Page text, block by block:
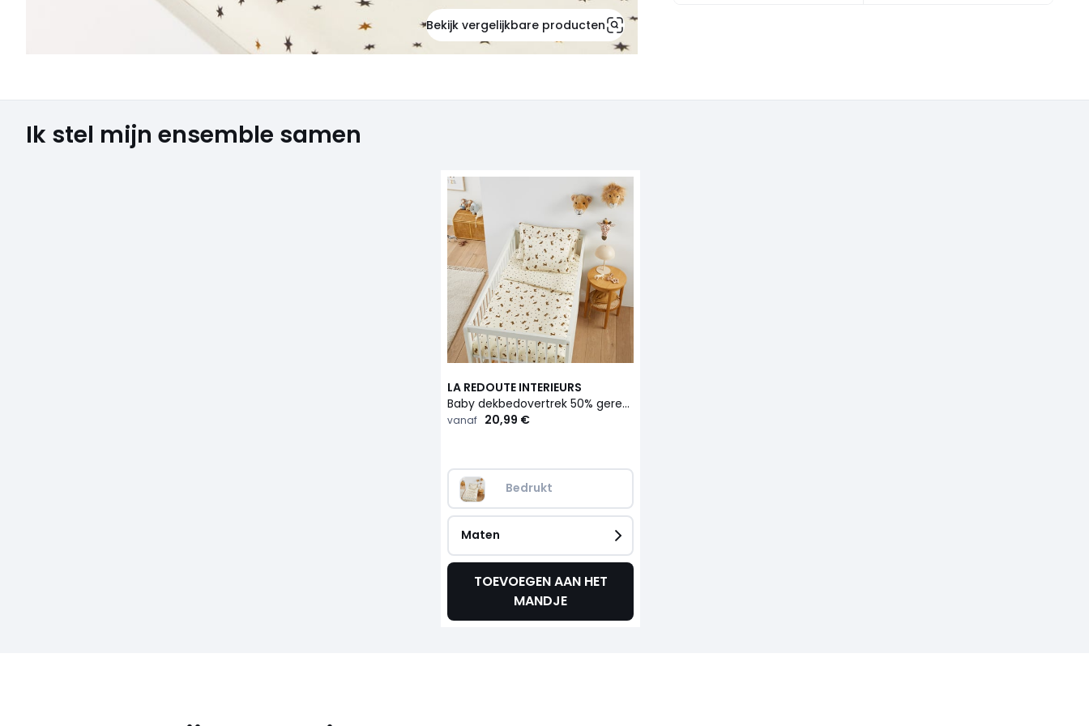
Bekijk vergelijkbare producten
Ik stel mijn ensemble samen
LA REDOUTE INTERIEURS
Baby dekbedovertrek 50% gerecycled katoen, Tigris
vanaf 20,99 €
Bedrukt
Maten
TOEVOEGEN AAN HET
MANDJE